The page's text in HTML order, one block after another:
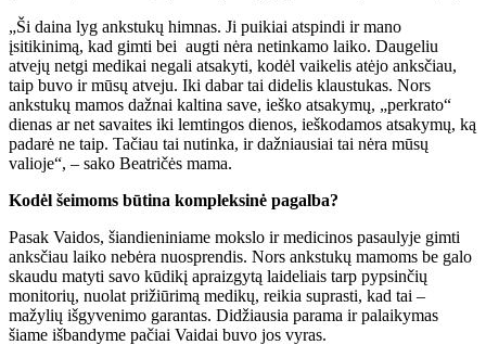
„Ši daina lyg ankstukų himnas. Ji puikiai atspindi ir mano
įsitikinimą, kad gimti bei augti nėra netinkamo laiko. Daugeliu
atvejų netgi medikai negali atsakyti, kodėl vaikelis atėjo anksčiau,
taip buvo ir mūsų atveju. Iki dabar tai didelis klaustukas. Nors
ankstukų mamos dažnai kaltina save, ieško atsakymų, „perkrato“
dienas ar net savaites iki lemtingos dienos, ieškodamos atsakymų, ką
padarė ne taip. Tačiau tai nutinka, ir dažniausiai tai nėra mūsų
valioje“, – sako Beatričės mama.
Kodėl šeimoms būtina kompleksinė pagalba?
Pasak Vaidos, šiandieniniame mokslo ir medicinos pasaulyje gimti
anksčiau laiko nebėra nuosprendis. Nors ankstukų mamoms be galo
skaudu matyti savo kūdikį apraizgytą laideliais tarp pypsinčių
monitorių, nuolat prižiūrimą medikų, reikia suprasti, kad tai –
mažylių išgyvenimo garantas. Didžiausia parama ir palaikymas
šiame išbandyme pačiai Vaidai buvo jos vyras.